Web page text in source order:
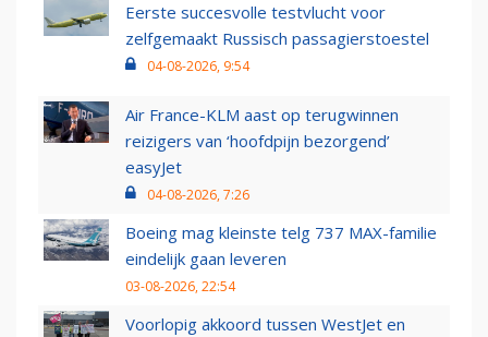
Eerste succesvolle testvlucht voor
zelfgemaakt Russisch passagierstoestel
04-08-2026, 9:54
Air France-KLM aast op terugwinnen
reizigers van ‘hoofdpijn bezorgend’
easyJet
04-08-2026, 7:26
Boeing mag kleinste telg 737 MAX-familie
eindelijk gaan leveren
03-08-2026, 22:54
Voorlopig akkoord tussen WestJet en